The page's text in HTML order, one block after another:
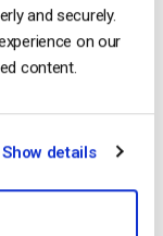
and securely.
on our
content.
Show details
DVR,
una dicitura